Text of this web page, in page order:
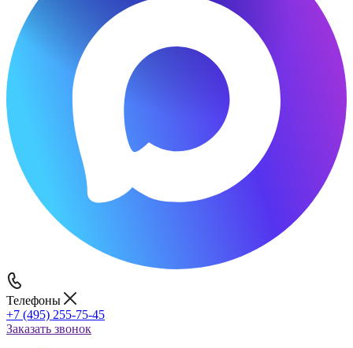
Телефоны
+7 (495) 255-75-45
Заказать звонок